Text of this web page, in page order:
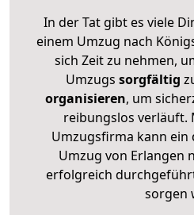
In der Tat gibt es viele
einem Umzug nach
sich Zeit zu nehmen,
Umzugs sorgfältig
organisieren, um
reibungslos verläuft.
Umzugsfirma kann
Umzug von Erlangen
erfolgreich
sorgen